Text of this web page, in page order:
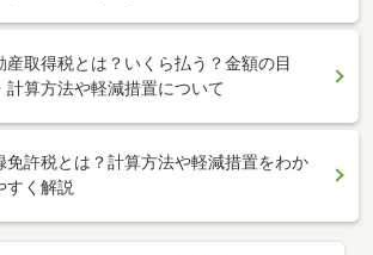
産取得税とは？いくら払う？金額の目
計算方法や軽減措置について
免許税とは？計算方法や軽減措置をわか
すく解説